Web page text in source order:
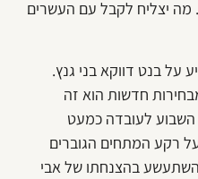
מה יצליח לקבל עם העשרים
על בנט דווקא בני גנץ.
חדשות הוא זה
השבוע לעובדה כמעט
רקע המתחים הגוברים
בהצנחתו של אבי